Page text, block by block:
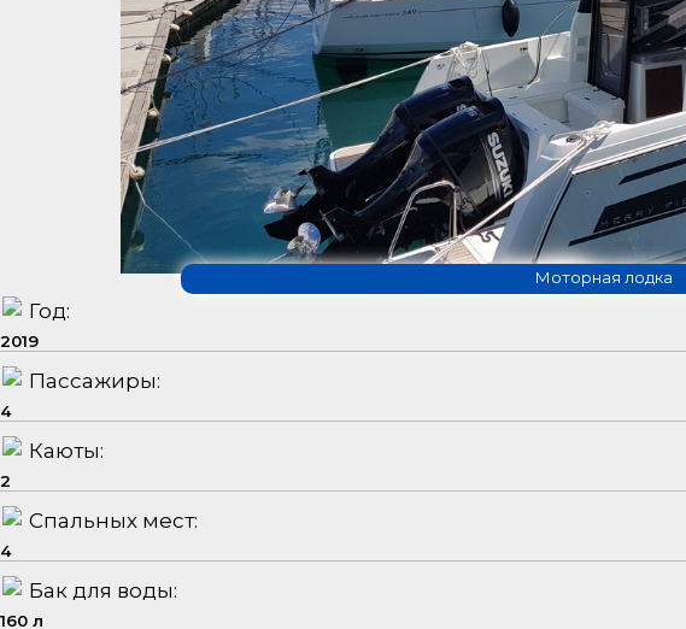
Моторная лодка
Год:
2019
Пассажиры:
4
Каюты:
2
Спальных мест:
4
Бак для воды:
160 л